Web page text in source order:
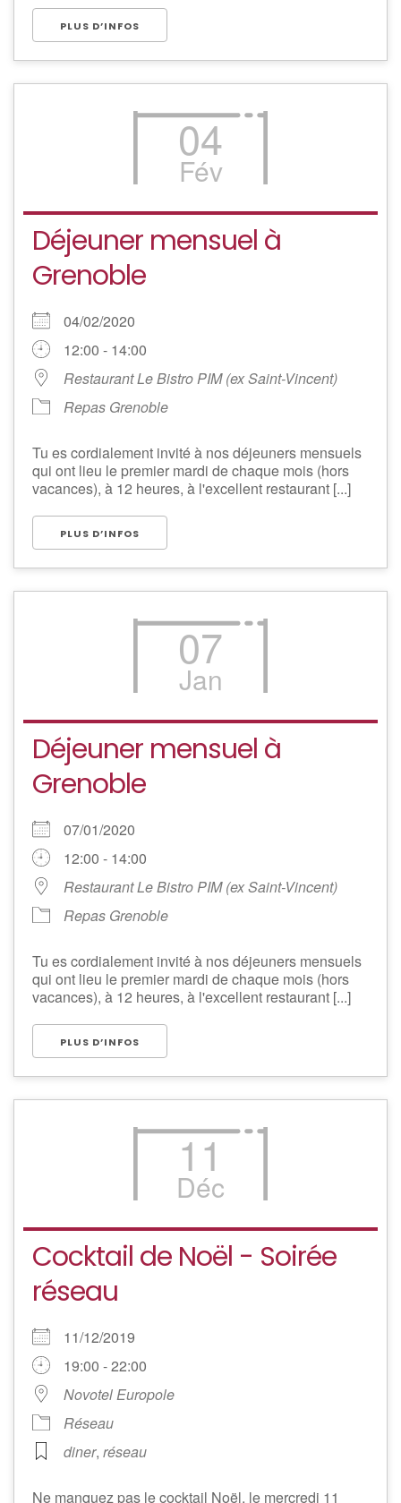
PLUS D’INFOS
04
Fév
Déjeuner mensuel à
Grenoble
04/02/2020
12:00 - 14:00
Restaurant Le Bistro PIM (ex Saint-Vincent)
Repas Grenoble
Tu es cordialement invité à nos déjeuners mensuels
qui ont lieu le premier mardi de chaque mois (hors
vacances), à 12 heures, à l'excellent restaurant [...]
PLUS D’INFOS
07
Jan
Déjeuner mensuel à
Grenoble
07/01/2020
12:00 - 14:00
Restaurant Le Bistro PIM (ex Saint-Vincent)
Repas Grenoble
Tu es cordialement invité à nos déjeuners mensuels
qui ont lieu le premier mardi de chaque mois (hors
vacances), à 12 heures, à l'excellent restaurant [...]
PLUS D’INFOS
11
Déc
Cocktail de Noël - Soirée
réseau
11/12/2019
19:00 - 22:00
Novotel Europole
Réseau
diner, réseau
Ne manquez pas le cocktail Noël, le mercredi 11